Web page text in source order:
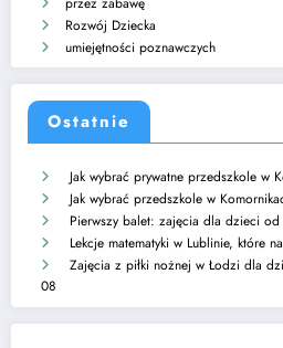
Rozwój Dziecka
umiejętności poznawczych
Ostatnie
Jak wybrać prywatne przedszkole w
Jak wybrać przedszkole w
Pierwszy balet: zajęcia dla dzieci
Lekcje matematyki w Lublinie, które
Zajęcia z piłki nożnej w Łodzi dla
08